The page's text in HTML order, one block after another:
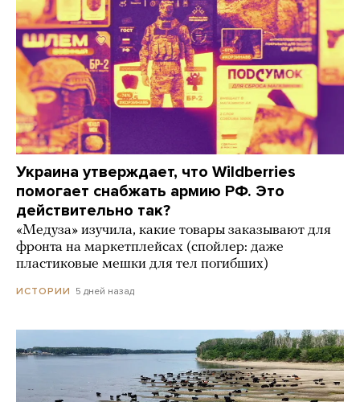
Украина утверждает, что Wildberries
помогает снабжать армию РФ. Это
действительно так?
«Медуза» изучила, какие товары заказывают для
фронта на маркетплейсах (спойлер: даже
пластиковые мешки для тел погибших)
ИСТОРИИ 5 дней назад